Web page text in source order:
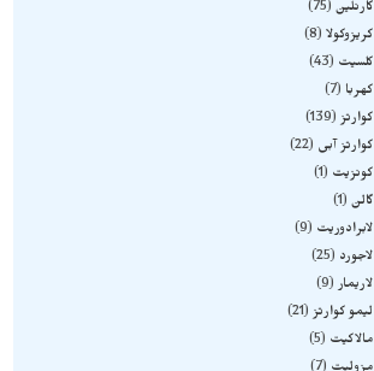
کارنلین 75
کریزوکولا
8
کلسیت
43
کهربا
7
کوارتز 139
کوارتز آبی
22
کونزیت
1
گالن 1
لابرادوریت
9
لاجورد
25
لاریمار 9
لیمو کوارتز 21
مالاکیت
5